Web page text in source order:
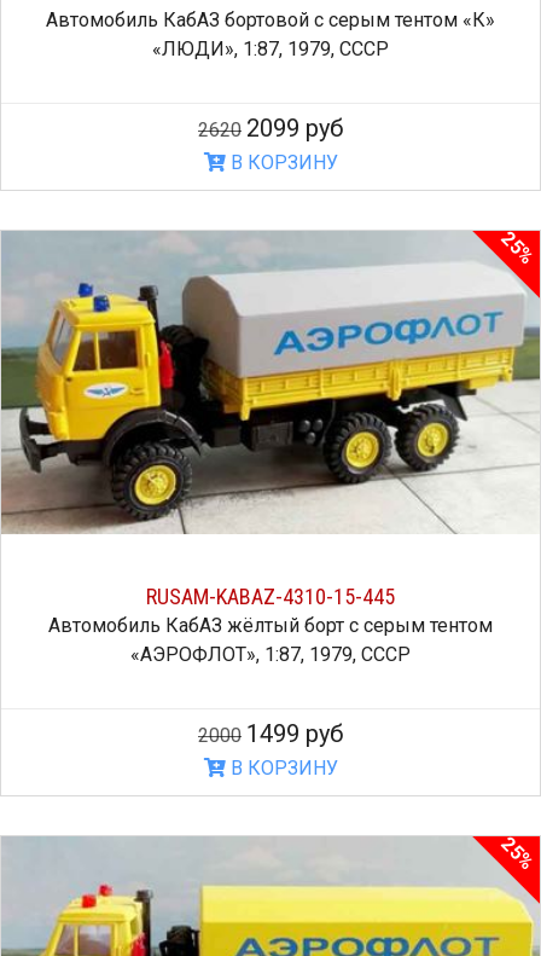
Автомобиль КабАЗ бортовой с серым тентом «К»
«ЛЮДИ», 1:87, 1979, СССР
2620 2099 руб
В КОРЗИНУ
RUSAM-KABAZ-4310-15-445
Автомобиль КабАЗ жёлтый борт с серым тентом
«АЭРОФЛОТ», 1:87, 1979, СССР
25%
2000 1499 руб
В КОРЗИНУ
25%